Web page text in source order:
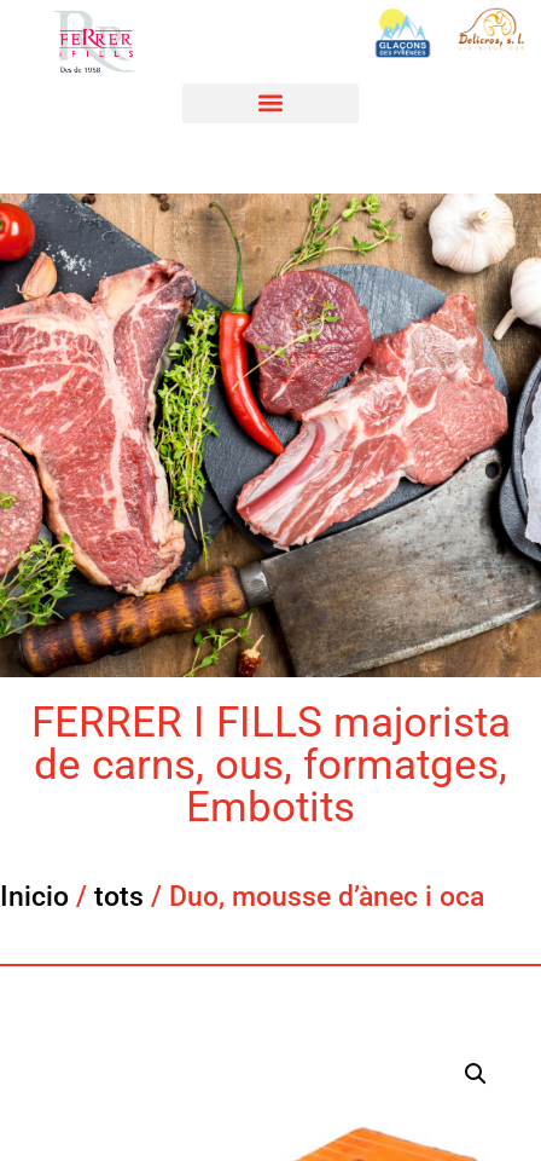
FERRER I FILLS majorista
de carns, ous, formatges,
Embotits
Inicio / tots / Duo, mousse d’ànec i oca